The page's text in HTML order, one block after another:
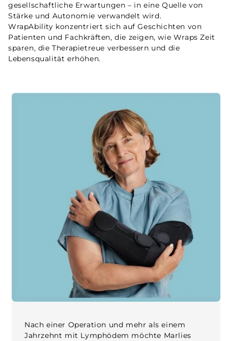
gesellschaftliche Erwartungen – in eine Quelle von
Stärke und Autonomie verwandelt wird.
WrapAbility konzentriert sich auf Geschichten von
Patienten und Fachkräften, die zeigen, wie Wraps Zeit
sparen, die Therapietreue verbessern und die
Lebensqualität erhöhen.
Nach einer Operation und mehr als einem
Jahrzehnt mit Lymphödem möchte Marlies